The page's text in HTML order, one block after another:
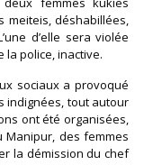
meiteis, déshabillées,
d’elle sera violée
la police, inactive.
sociaux a provoqué
indignées, tout autour
ont été organisées,
Manipur, des femmes
la démission du chef